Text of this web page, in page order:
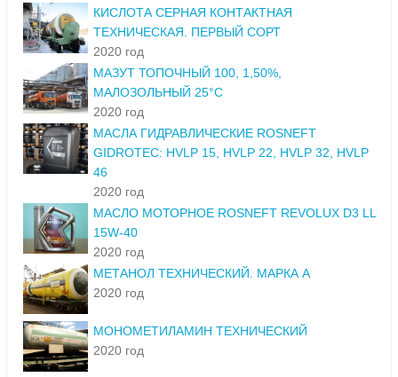
КИСЛОТА СЕРНАЯ КОНТАКТНАЯ
ТЕХНИЧЕСКАЯ. ПЕРВЫЙ СОРТ
2020 год
МАЗУТ ТОПОЧНЫЙ 100, 1,50%,
МАЛОЗОЛЬНЫЙ 25°С
2020 год
МАСЛА ГИДРАВЛИЧЕСКИЕ ROSNEFT
GIDROTEC: HVLP 15, HVLP 22, HVLP 32, HVLP
46
2020 год
МАСЛО МОТОРНОЕ ROSNEFT REVOLUX D3 LL
15W-40
2020 год
МЕТАНОЛ ТЕХНИЧЕСКИЙ. МАРКА А
2020 год
МОНОМЕТИЛАМИН ТЕХНИЧЕСКИЙ
2020 год